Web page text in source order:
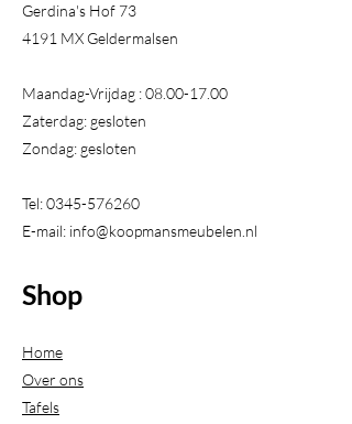
Gerdina's Hof 73
4191 MX Geldermalsen​
Maandag-Vrijdag :08.00-17.00
Zaterdag: gesloten
Zondag: gesloten
Tel:0345-576260
E-mail: info@koopmansmeubelen.nl
Shop
Home
Over ons
Tafels